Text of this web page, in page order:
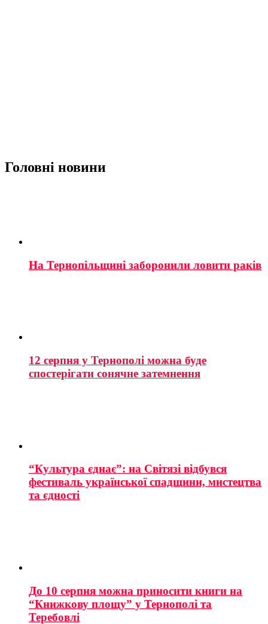
Головні новини
На Тернопільщині заборонили ловити раків
12 серпня у Тернополі можна буде
спостерігати сонячне затемнення
“Культура єднає”: на Світязі відбувся
фестиваль української спадщини, мистецтва
та єдності
До 10 серпня можна приносити книги на
“Книжкову площу” у Тернополі та
Теребовлі